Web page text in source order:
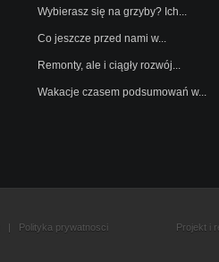
Wybierasz się na grzyby? Ich...
Co jeszcze przed nami w...
Remonty, ale i ciągły rozwój...
Wakacje czasem podsumowań w...
| Polityka prywatnosci Projekt i